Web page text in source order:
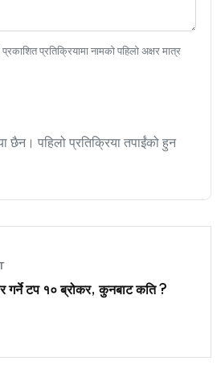
प्रतिक्रियामा नामको पहिलो अक्षर मात्र
छैन। पहिलो प्रतिक्रिया तपाईंको हुन
गर्ने टप १० ब्रोकर, कुनबाट कति ?